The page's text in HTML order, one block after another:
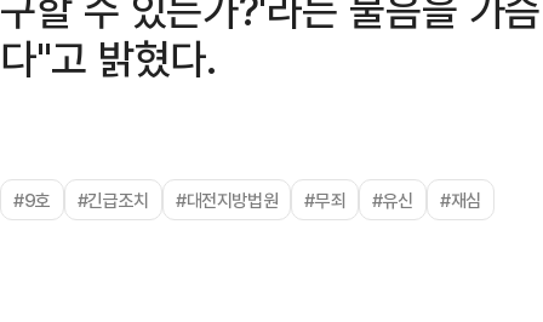
다"고 밝혔다.
#9호 #긴급조치 #대전지방법원 #무죄 #유신 #재심